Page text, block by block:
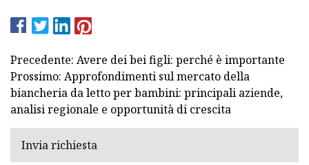
Precedente: Avere dei bei figli: perché è importante
Prossimo: Approfondimenti sul mercato della
biancheria da letto per bambini: principali aziende,
analisi regionale e opportunità di crescita
Invia richiesta